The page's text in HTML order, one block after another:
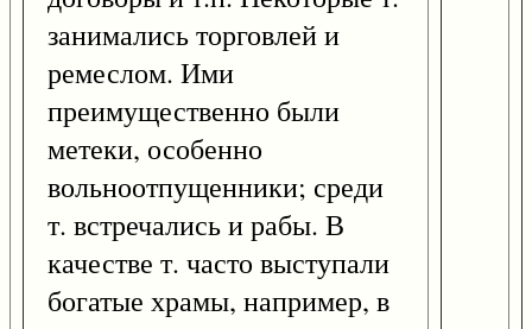
занимались торговлей и
ремеслом. Ими
преимущественно были
метеки, особенно
вольноотпущенники; среди
т. встречались и рабы. В
качестве т. часто выступали
богатые храмы, например, в